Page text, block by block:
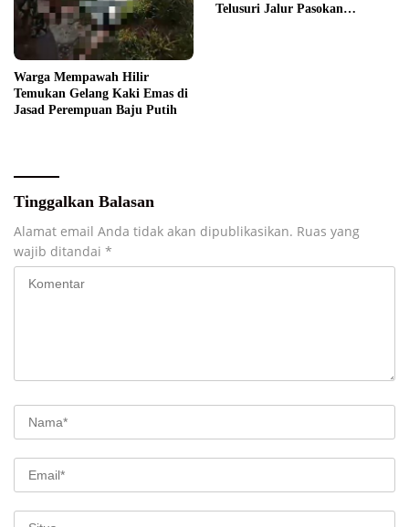
Warga Mempawah Hilir
Temukan Gelang Kaki Emas di
Jasad Perempuan Baju Putih
Telusuri Jalur Pasokan
Tinggalkan Balasan
Alamat email Anda tidak akan dipublikasikan. Ruas yang
wajib ditandai *